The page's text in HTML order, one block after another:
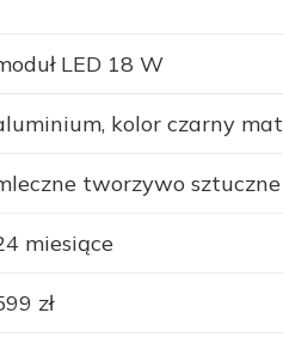
LED 18 W
kolor czarny mat
tworzywo sztuczne
miesiące
zł